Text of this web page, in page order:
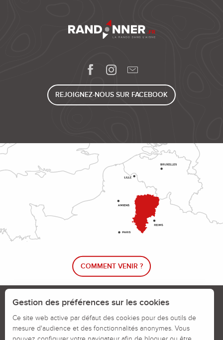
REJOIGNEZ-NOUS SUR FACEBOOK
COMMENT VENIR ?
Le blog rando !
Calendrier des jours chassés
Signaler un problème sur un parcours
Gestion des préférences sur les cookies
Ce site web active par défaut des cookies pour des outils de
mesure d'audience et des fonctionnalités anonymes. Vous